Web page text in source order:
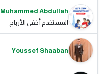
Muhammed Abdullah
المستخدم أخفى الأرباح
Youssef Shaaban